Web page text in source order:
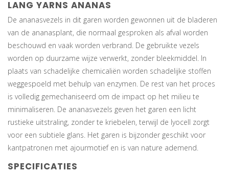
LANG YARNS ANANAS
De ananasvezels in dit garen worden gewonnen uit de bladeren
van de ananasplant, die normaal gesproken als afval worden
beschouwd en vaak worden verbrand. De gebruikte vezels
worden op duurzame wijze verwerkt, zonder bleekmiddel. In
plaats van schadelijke chemicaliën worden schadelijke stoffen
weggespoeld met behulp van enzymen. De rest van het proces
is volledig gemechaniseerd om de impact op het milieu te
minimaliseren. De ananasvezels geven het garen een licht
rustieke uitstraling, zonder te kriebelen, terwijl de lyocell zorgt
voor een subtiele glans. Het garen is bijzonder geschikt voor
kantpatronen met ajourmotief en is van nature ademend.
SPECIFICATIES